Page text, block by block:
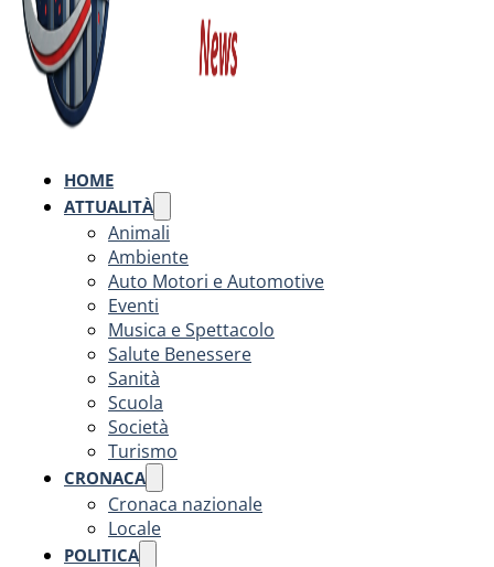
HOME
ATTUALITÀ
Animali
Ambiente
Auto Motori e Automotive
Eventi
Musica e Spettacolo
Salute Benessere
Sanità
Scuola
Società
Turismo
CRONACA
Cronaca nazionale
Locale
POLITICA